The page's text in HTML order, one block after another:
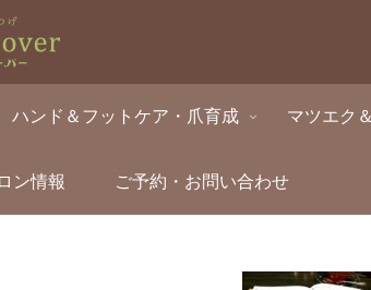
ハンド＆フットケア・爪育成 マツエク
ン情報 ご予約・お問い合わせ